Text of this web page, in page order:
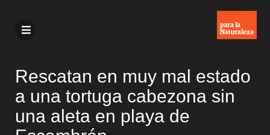
Rescatan en muy mal estado
a una tortuga cabezona sin
una aleta en playa de